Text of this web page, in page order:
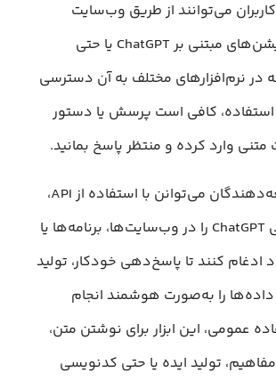
می‌توانند از طریق وب‌سایت
OpenAI، اپلیکیشن‌های مبتنی بر ChatGPT یا حتی
در نرم‌افزارهای مختلف به آن دسترسی
استفاده، کافی است پرسش یا دستور
وارد کرده و منتظر پاسخ بمانید.
همچنین توسعه‌دهندگان می‌توانن با استفاده از API،
هوش مصنوعی ChatGPT را در وب‌سایت‌ها، برنامه‌ها یا
ادغام کنند تا پاسخ‌دهی خودکار، تولید
داده‌ها را به‌صورت هوشمند انجام
عمومی، این ابزار برای نوشتن متن،
تولید ایده یا حتی کدنویسی